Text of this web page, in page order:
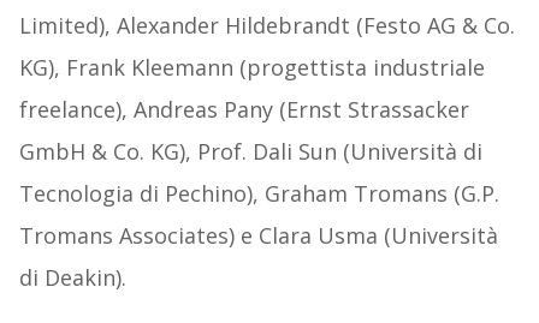
Limited), Alexander Hildebrandt (Festo AG & Co.
KG), Frank Kleemann (progettista industriale
freelance), Andreas Pany (Ernst Strassacker
GmbH & Co. KG), Prof. Dali Sun (Università di
Tecnologia di Pechino), Graham Tromans (G.P.
Tromans Associates) e Clara Usma (Università
di Deakin).